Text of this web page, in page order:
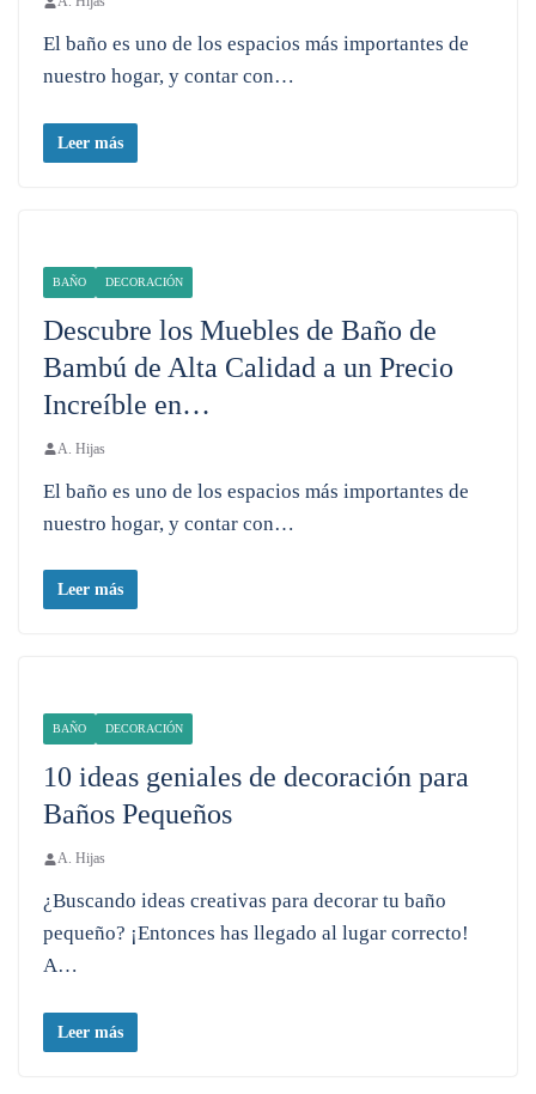
El baño es uno de los espacios más importantes de
nuestro hogar, y contar con…
Leer más
BAÑO DECORACIÓN
Descubre los Muebles de Baño de
Bambú de Alta Calidad a un Precio
Increíble en…
A. Hijas
El baño es uno de los espacios más importantes de
nuestro hogar, y contar con…
Leer más
BAÑO DECORACIÓN
10 ideas geniales de decoración para
Baños Pequeños
A. Hijas
¿Buscando ideas creativas para decorar tu baño
pequeño? ¡Entonces has llegado al lugar correcto!
A…
Leer más